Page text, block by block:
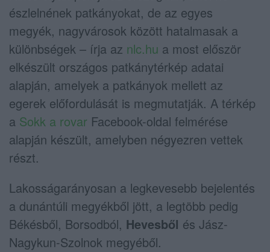
észlelnének patkányokat, de az egyes
megyék, nagyvárosok között hatalmasak a
különbségek – írja az nlc.hu a most először
elkészült országos patkánytérkép adatai
alapján, amelyek a patkányok mellett az
egerek előfordulását is megmutatják. A térkép
a Sokk a rovar Facebook-oldal felmérése
alapján készült, amelyben négyezren vettek
részt.
Lakosságarányosan a legkevesebb bejelentés
a dunántúli megyékből jött, a legtöbb pedig
Békésből, Borsodból, Hevesből és Jász-
Nagykun-Szolnok megyéből.